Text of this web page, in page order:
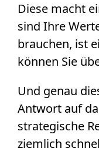
Diese macht
sind Ihre
brauchen, ist
können Sie
Und genau
Antwort auf
strategische
ziemlich